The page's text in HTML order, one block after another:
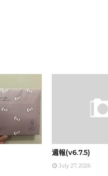
週報(v6.7.5)
July 27, 2026